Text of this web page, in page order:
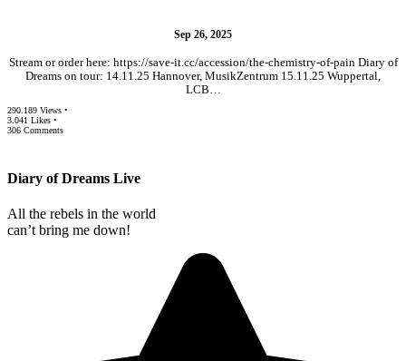
Sep 26, 2025
Stream or order here: https://save-it.cc/accession/the-chemistry-of-pain Diary of
Dreams on tour: 14.11.25 Hannover, MusikZentrum 15.11.25 Wuppertal,
LCB…
290.189 Views •
3.041 Likes •
306 Comments
Diary of Dreams Live
All the rebels in the world
can’t bring me down!